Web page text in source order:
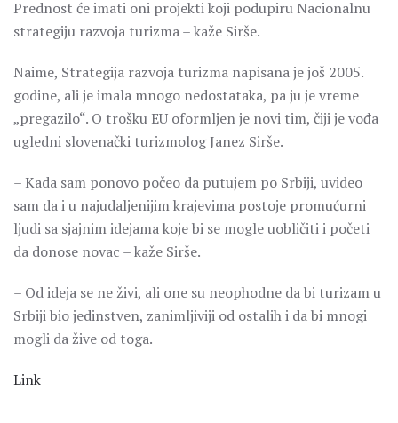
Prednost će imati oni projekti koji podupiru Nacionalnu
strategiju razvoja turizma – kaže Sirše.
Naime, Strategija razvoja turizma napisana je još 2005.
godine, ali je imala mnogo nedostataka, pa ju je vreme
„pregazilo“. O trošku EU oformljen je novi tim, čiji je vođa
ugledni slovenački turizmolog Janez Sirše.
– Kada sam ponovo počeo da putujem po Srbiji, uvideo
sam da i u najudaljenijim krajevima postoje promućurni
ljudi sa sjajnim idejama koje bi se mogle uobličiti i početi
da donose novac – kaže Sirše.
– Od ideja se ne živi, ali one su neophodne da bi turizam u
Srbiji bio jedinstven, zanimljiviji od ostalih i da bi mnogi
mogli da žive od toga.
Link